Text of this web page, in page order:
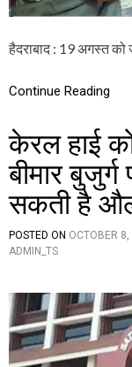
हैदराबाद : 19 अगस्त
Continue Reading
केरल हाई
बीमार
सकती है
POSTED ON OCTOBER
ADMIN_TS